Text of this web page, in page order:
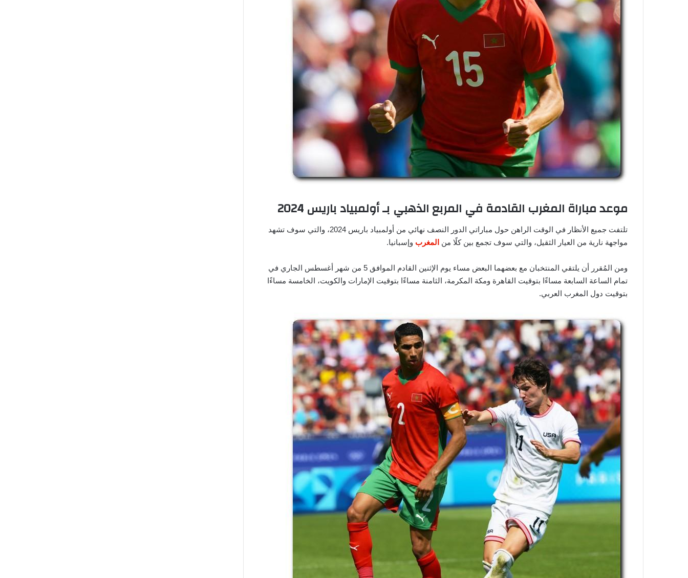
موعد مباراة المغرب القادمة في المربع الذهبي بـ أولمبياد باريس 2024
تلتفت جميع الأنظار في الوقت الراهن حول مباراتي الدور النصف نهائي من أولمبياد باريس 2024، والتي سوف تشهد
مواجهة نارية من العيار الثقيل، والتي سوف تجمع بين كلًا من المغرب وإسبانيا.
ومن المُقرر أن يلتقي المنتخبان مع بعضهما البعض مساء يوم الإثنين القادم الموافق 5 من شهر أغسطس الجاري في
تمام الساعة السابعة مساءًا بتوقيت القاهرة ومكة المكرمة، الثامنة مساءًا بتوقيت الإمارات والكويت، الخامسة مساءًا
بتوقيت دول المغرب العربي.